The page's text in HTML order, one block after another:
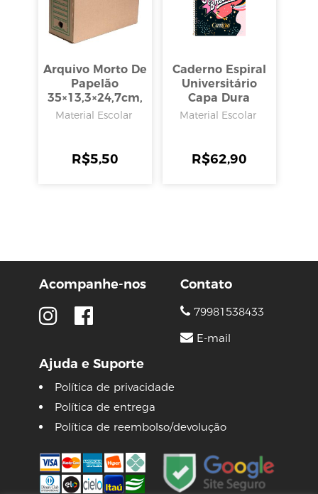
Arquivo Morto De
Papelão
35×13,3×24,7cm,
São Carlos
Material Escolar
R$5,50
Caderno Espiral
Universitário
Capa Dura
Capricho 10
Material Escolar
R$62,90
Acompanhe-nos
Ajuda e Suporte
Política de privacidade
Política de entrega
Política de reembolso/devolução
Contato
79981538433
E-mail